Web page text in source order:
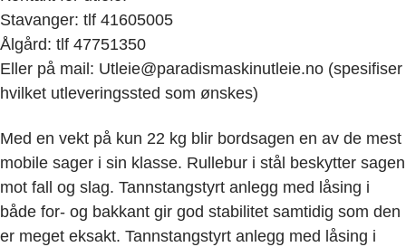
Stavanger: tlf 41605005
Ålgård: tlf 47751350
Eller på mail: Utleie@paradismaskinutleie.no (spesifiser
hvilket utleveringssted som ønskes)
Med en vekt på kun 22 kg blir bordsagen en av de mest
mobile sager i sin klasse. Rullebur i stål beskytter sagen
mot fall og slag. Tannstangstyrt anlegg med låsing i
både for- og bakkant gir god stabilitet samtidig som den
er meget eksakt. Tannstangstyrt anlegg med låsing i